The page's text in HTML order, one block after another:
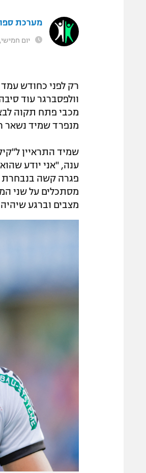
מערכת
יום חמישי, 13:58, 06.04.23
רק לפני כחודש עמד
וולפסברגר עוד
מכבי פתח תקוה
מנפרד שמיד נשאר
שמיד התראיין
ענה, "אני יודע
פגרה קשה בנבחרת
מסתכלים על שני
מצבים וברגע שיהיה כשיר ב-100%,